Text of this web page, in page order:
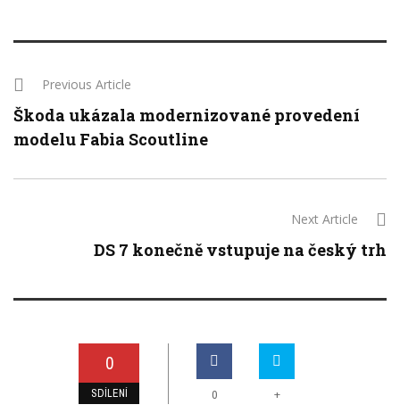
Previous Article
Škoda ukázala modernizované provedení
modelu Fabia Scoutline
Next Article
DS 7 konečně vstupuje na český trh
0
SDÍLENÍ 0 +